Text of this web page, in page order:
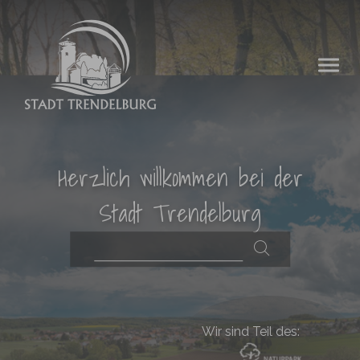
Herzlich willkommen bei der
Stadt Trendelburg
Wir sind Teil des: